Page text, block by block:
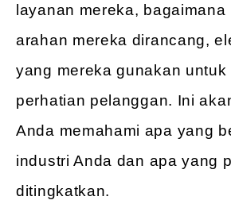
layanan mereka, bagaimana
arahan mereka dirancang,
yang mereka gunakan untuk
perhatian pelanggan. Ini
Anda memahami apa yang
industri Anda dan apa yang
ditingkatkan.